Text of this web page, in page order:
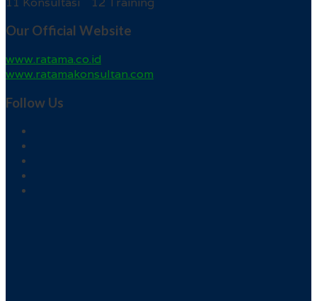
Our Official Website
www.ratama.co.id
www.ratamakonsultan.com
Follow Us